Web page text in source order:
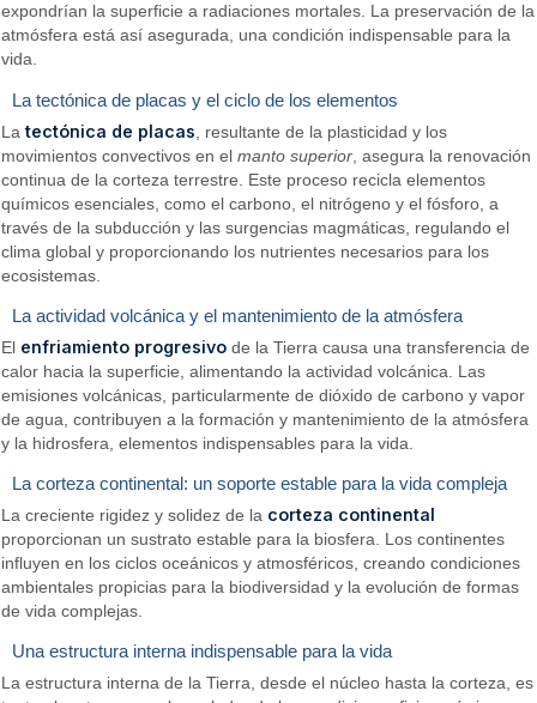
expondrían la superficie a radiaciones mortales. La preservación de la
atmósfera está así asegurada, una condición indispensable para la
vida.
La tectónica de placas y el ciclo de los elementos
Latectónica de placas , resultante de la plasticidad y los
movimientos convectivos en elmanto superior , asegura la renovación
continua de la corteza terrestre. Este proceso recicla elementos
químicos esenciales, como el carbono, el nitrógeno y el fósforo, a
través de la subducción y las surgencias magmáticas, regulando el
clima global y proporcionando los nutrientes necesarios para los
ecosistemas.
La actividad volcánica y el mantenimiento de la atmósfera
El enfriamiento progresivo de la Tierra causa una transferencia de
calor hacia la superficie, alimentando la actividad volcánica. Las
emisiones volcánicas, particularmente de dióxido de carbono y vapor
de agua, contribuyen a la formación y mantenimiento de la atmósfera
y la hidrosfera, elementos indispensables para la vida.
La corteza continental: un soporte estable para la vida compleja
La creciente rigidez y solidez de la corteza continental
proporcionan un sustrato estable para la biosfera. Los continentes
influyen en los ciclos oceánicos y atmosféricos, creando condiciones
ambientales propicias para la biodiversidad y la evolución de formas
de vida complejas.
Una estructura interna indispensable para la vida
La estructura interna de la Tierra, desde el núcleo hasta la corteza, es